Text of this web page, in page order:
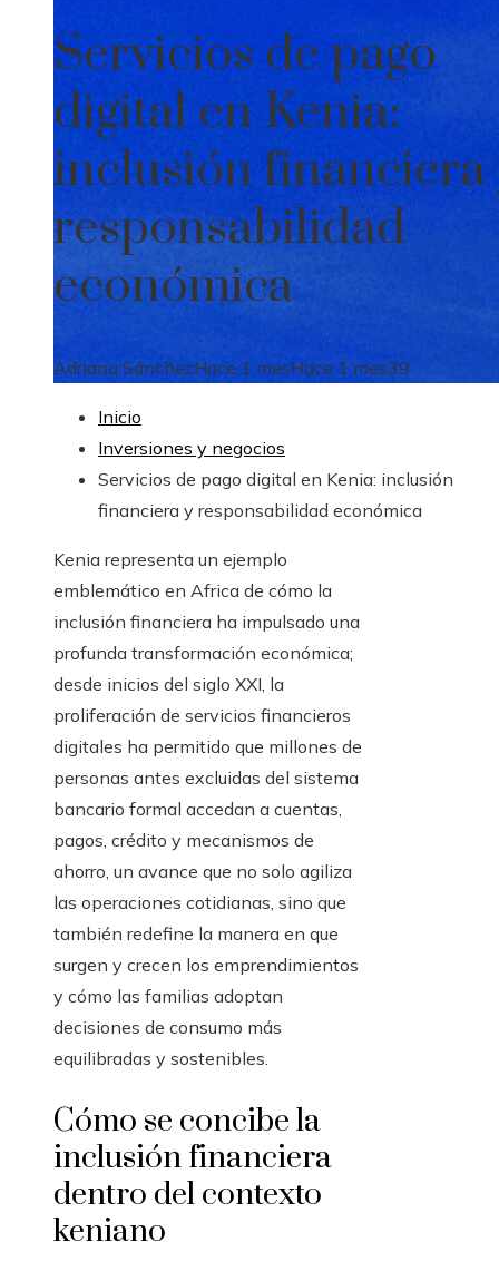
Servicios de pago
digital en Kenia:
inclusión financiera
responsabilidad
económica
Adriana SánchezHace 1 mesHace 1 mes39
Inicio
Inversiones y negocios
Servicios de pago digital en Kenia: inclusión
financiera y responsabilidad económica
Kenia representa un ejemplo
emblemático en Africa de cómo la
inclusión financiera ha impulsado una
profunda transformación económica;
desde inicios del siglo XXI, la
proliferación de servicios financieros
digitales ha permitido que millones de
personas antes excluidas del sistema
bancario formal accedan a cuentas,
pagos, crédito y mecanismos de
ahorro, un avance que no solo agiliza
las operaciones cotidianas, sino que
también redefine la manera en que
surgen y crecen los emprendimientos
y cómo las familias adoptan
decisiones de consumo más
equilibradas y sostenibles.
Cómo se concibe la
inclusión financiera
dentro del contexto
keniano